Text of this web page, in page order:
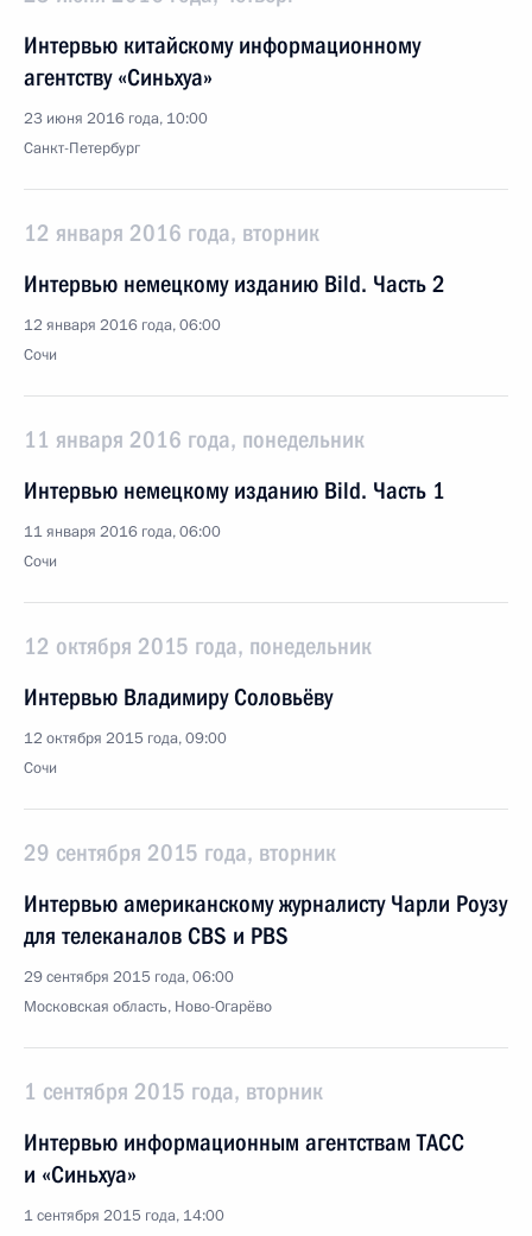
Интервью китайскому информационному
агентству «Синьхуа»
23 июня 2016 года, 10:00
Санкт-Петербург
12 января 2016 года, вторник
Интервью немецкому изданию Bild. Часть 2
12 января 2016 года, 06:00
Сочи
11 января 2016 года, понедельник
Интервью немецкому изданию Bild. Часть 1
11 января 2016 года, 06:00
Сочи
12 октября 2015 года, понедельник
Интервью Владимиру Соловьёву
12 октября 2015 года, 09:00
Сочи
29 сентября 2015 года, вторник
Интервью американскому журналисту Чарли Роузу
для телеканалов CBS и PBS
29 сентября 2015 года, 06:00
Московская область, Ново-Огарёво
1 сентября 2015 года, вторник
Интервью информационным агентствам ТАСС
и «Синьхуа»
1 сентября 2015 года, 14:00